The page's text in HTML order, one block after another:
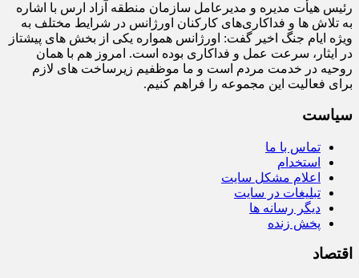
رئیس هیأت‌ مدیره و مدیرعامل سازمان منطقه آزاد ارس با اشاره
به تلاش‌ ها و فداکاری‌های کارکنان اورژانس در شرایط مختلف به‌
ویژه ایام جنگ اخیر گفت: اورژانس همواره یکی از بخش‌ های پیشتاز
در ایثار، سرعت‌ عمل و فداکاری بوده است. امروز هم با همان
روحیه در خدمت مردم است و ما موظفیم زیرساخت‌ های لازم
برای فعالیت این مجموعه را فراهم کنیم.
سیاست
تماس با ما
استخدام
اعلام مشکل سایت
تبلیغات در سایت
دیگر رسانه ها
پخش زنده
اقتصاد